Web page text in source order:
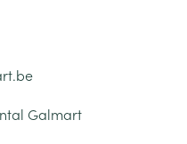
Galmart